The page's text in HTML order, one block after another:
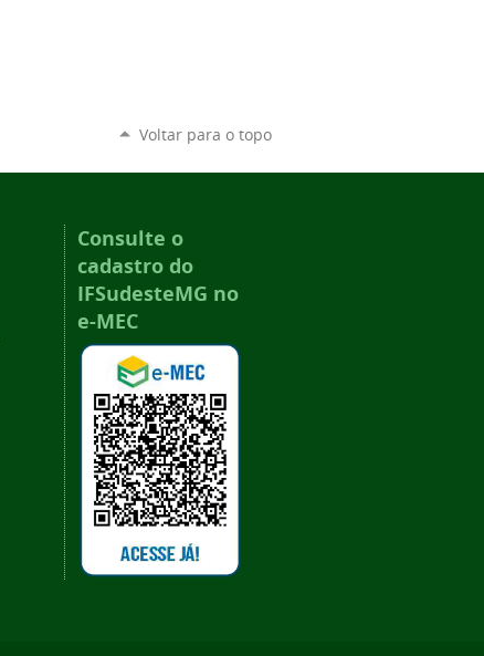
Voltar para o topo
Consulte o
cadastro do
IFSudesteMG no
e-MEC